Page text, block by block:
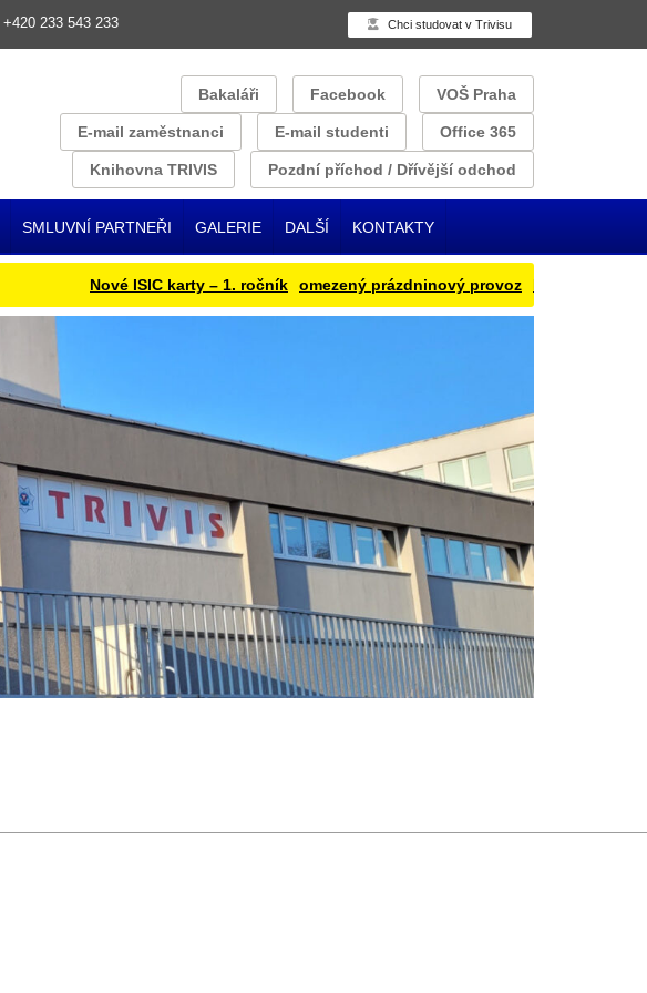
+420 233 543 233 Chci studovat v Trivisu
Bakaláři Facebook VOŠ Praha
E-mail zaměstnanci E-mail studenti Office 365
Knihovna TRIVIS Pozdní příchod / Dřívější odchod
SMLUVNÍ PARTNEŘI GALERIE DALŠÍ KONTAKTY
Nové ISIC karty – 1. ročník omezený prázdninový provoz Přihlašování obědu